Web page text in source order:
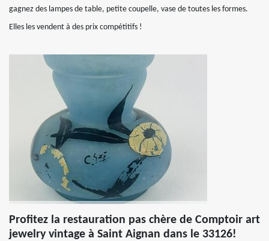
gagnez des lampes de table, petite coupelle, vase de toutes les formes.
Elles les vendent à des prix compétitifs !
Profitez la restauration pas chère de Comptoir art
jewelry vintage à Saint Aignan dans le 33126!